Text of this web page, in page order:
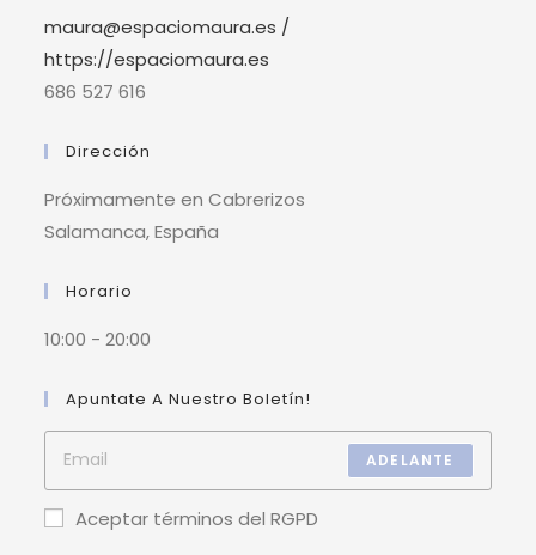
maura@espaciomaura.es /
https://espaciomaura.es
686 527 616
Dirección
Próximamente en Cabrerizos
Salamanca, España
Horario
10:00 - 20:00
Apuntate A Nuestro Boletín!
ADELANTE
Aceptar términos del RGPD